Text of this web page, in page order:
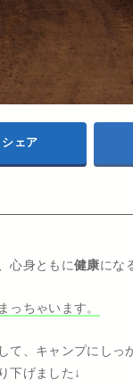
シェア
心身ともに健康にな
っちゃいます。
て、キャンプにしっ
下げました↓